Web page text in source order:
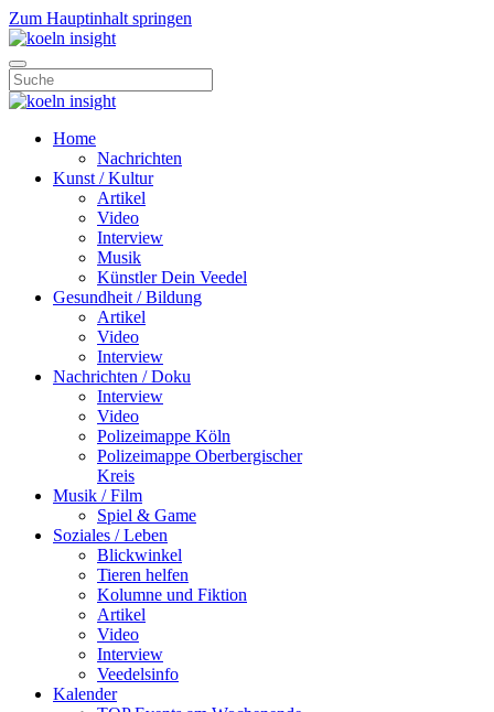
Zum Hauptinhalt springen
Home
Nachrichten
Kunst / Kultur
Artikel
Video
Interview
Musik
Künstler Dein Veedel
Gesundheit / Bildung
Artikel
Video
Interview
Nachrichten / Doku
Interview
Video
Polizeimappe Köln
Polizeimappe Oberbergischer
Kreis
Musik / Film
Spiel & Game
Soziales / Leben
Blickwinkel
Tieren helfen
Kolumne und Fiktion
Artikel
Video
Interview
Veedelsinfo
Kalender